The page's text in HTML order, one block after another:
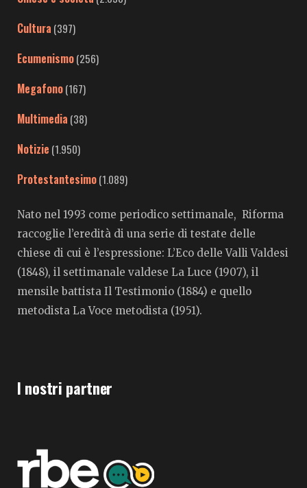
Cultura (397)
Ecumenismo(256)
Megafono(167)
Multimedia (38)
Notizie (1.950)
Protestantesimo(1.089)
Nato nel 1993 come periodico settimanale, Riforma
raccoglie l’eredità di una serie di testate delle
chiese di cui è l’espressione: L’Eco delle Valli Valdesi
(1848), il settimanale valdese La Luce (1907), il
mensile battista Il Testimonio (1884) e quello
metodista La Voce metodista (1951).
I nostri partner